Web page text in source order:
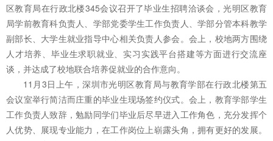
区教育局在行政北楼345会议召开了毕业生招聘洽谈会，光明区教育
局学前教育科负责人、学部党委学生工作负责人、学部分管本科教学
副部长、大学生就业指导中心相关负责人参会。会上，校地两方围绕
人才培养、毕业生求职就业、实习实践平台搭建等方面进行交流座
谈，并达成了校地联合培养促就业的合作意向。
11月3日上午，深圳市光明区教育局与教育学部在行政北楼第五
会议室举行简洁而庄重的毕业生现场签约仪式。会上，教育学部学生
工作负责人致辞，勉励同学们毕业后尽早进入工作角色，充分发挥个
人优势、展现专业能力，在工作岗位上崭露头角，拥有更好的发展。